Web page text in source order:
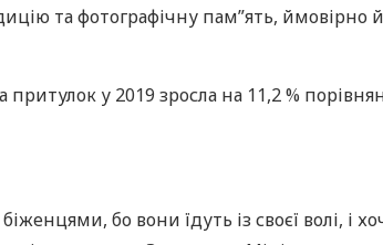
та фотографічну пам”ять,
притулок у 2019 зросла на 11,2 %
бо вони їдуть із своєї волі, і